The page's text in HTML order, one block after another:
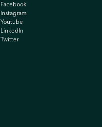
Facebook
Instagram
Youtube
Linkedln
Twitter